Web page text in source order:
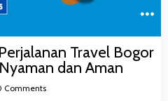
Travel Bogor
dan Aman
Comments